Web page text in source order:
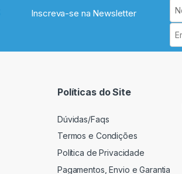
Inscreva-se na Newsletter
Políticas do Site
Dúvidas/Faqs
Termos e Condições
Política de Privacidade
Pagamentos, Envio e Garantia